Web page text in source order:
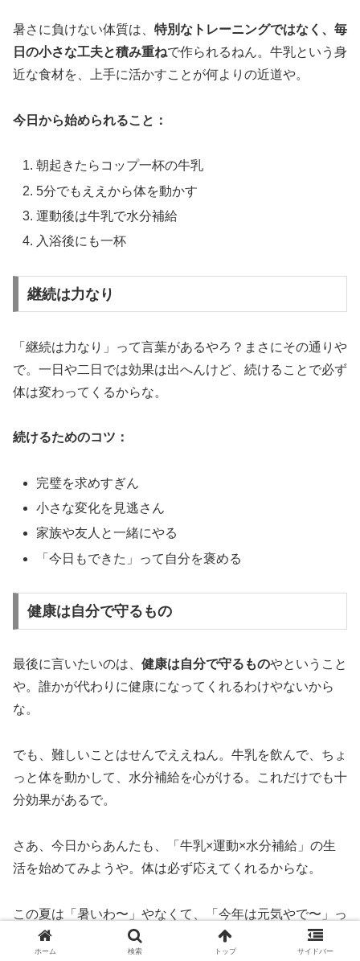
暑さに負けない体質は、 特別なトレーニングではなく、毎
日の小さな工夫と積み重ねで作られるねん。牛乳という身
近な食材を、上手に活かすことが何よりの近道や。
今日から始められること：
朝起きたらコップ一杯の牛乳
5分でもええから体を動かす
運動後は牛乳で水分補給
入浴後にも一杯
継続は力なり
「継続は力なり」って言葉があるやろ？まさにその通りや
で。一日や二日では効果は出へんけど、続けることで必ず
体は変わってくるからな。
続けるためのコツ：
完璧を求めすぎん
小さな変化を見逃さん
家族や友人と一緒にやる
「今日もできた」って自分を褒める
健康は自分で守るもの
最後に言いたいのは、 健康は自分で守るものやということ
や。誰かが代わりに健康になってくれるわけやないから
な。
でも、難しいことはせんでええねん。牛乳を飲んで、ちょ
っと体を動かして、水分補給を心がける。これだけでも十
分効果があるで。
さあ、今日からあんたも、「牛乳×運動×水分補給」の生
活を始めてみようや。体は必ず応えてくれるからな。
この夏は「暑いわ〜」やなくて、「今年は元気やで〜」っ
て言えるように、一緒に頑張りましょうや！
ホーム 検索 トップ サイドバー